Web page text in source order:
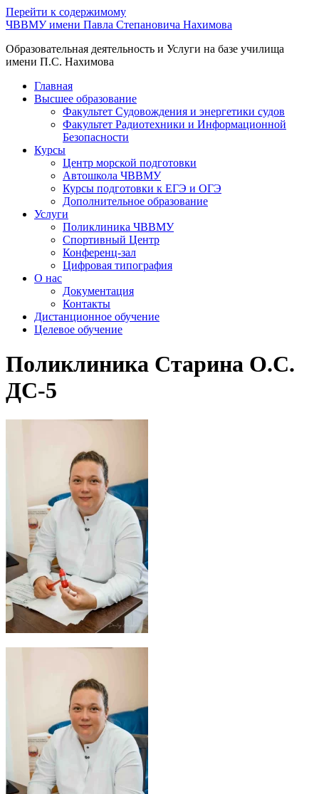
Перейти к содержимому
ЧВВМУ имени Павла Степановича Нахимова
Образовательная деятельность и Услуги на базе училища
имени П.С. Нахимова
Главная
Высшее образование
Факультет Судовождения и энергетики судов
Факультет Радиотехники и Информационной
Безопасности
Курсы
Центр морской подготовки
Автошкола ЧВВМУ
Курсы подготовки к ЕГЭ и ОГЭ
Дополнительное образование
Услуги
Поликлиника ЧВВМУ
Спортивный Центр
Конференц-зал
Цифровая типография
О нас
Документация
Контакты
Дистанционное обучение
Целевое обучение
Поликлиника Старина О.С.
ДС-5